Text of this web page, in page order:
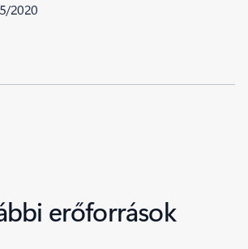
2020
erőforrások